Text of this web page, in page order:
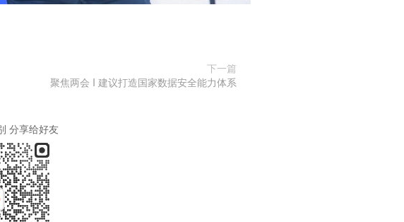
下一篇
聚焦两会 I 建议打造国家数据安全能力体系
分享给好友